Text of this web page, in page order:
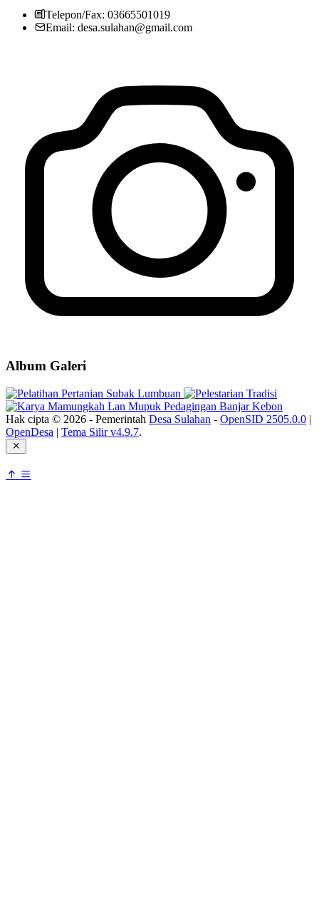
Telepon/Fax: 03665501019
Email: desa.sulahan@gmail.com
Album Galeri
Hak cipta © 2026 - Pemerintah Desa Sulahan - OpenSID 2505.0.0 |
OpenDesa | Tema Silir v4.9.7.